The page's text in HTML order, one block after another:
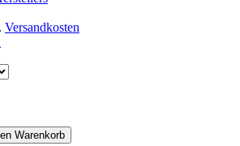
Versandkosten
Warenkorb